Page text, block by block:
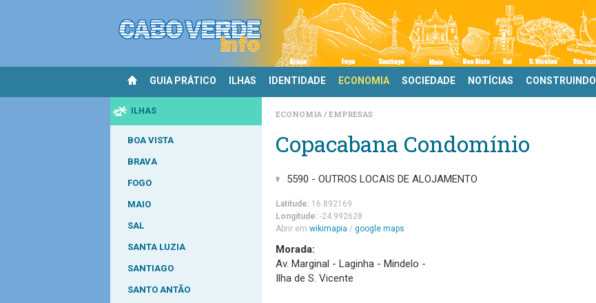
GUIA PRÁTICO ILHAS IDENTIDADE ECONOMIA SOCIEDADE NOTÍCIAS CONSTRUINDO
ILHAS
BOA VISTA
BRAVA
FOGO
MAIO
SAL
SANTA LUZIA
SANTIAGO
SANTO ANTÃO
ECONOMIA EMPRESAS
Copacabana Condomínio
5590 - OUTROS LOCAIS DE ALOJAMENTO
Latitude: 16.892169
Longitude: -24.992628
Abrir em wikimapia / google maps
Morada:
Av. Marginal - Laginha - Mindelo -
Ilha de S. Vicente